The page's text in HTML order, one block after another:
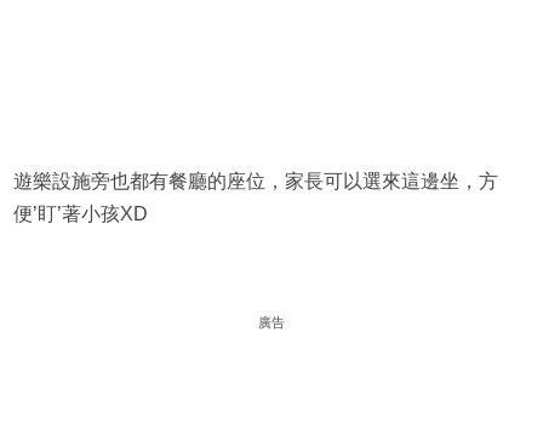
遊樂設施旁也都有餐廳的座位，家長可以選來這邊坐，方
便’盯’著小孩XD
廣告